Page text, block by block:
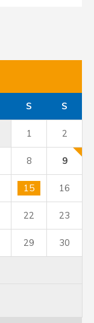
S S
1 2
8 9
15 16
22 23
29 30